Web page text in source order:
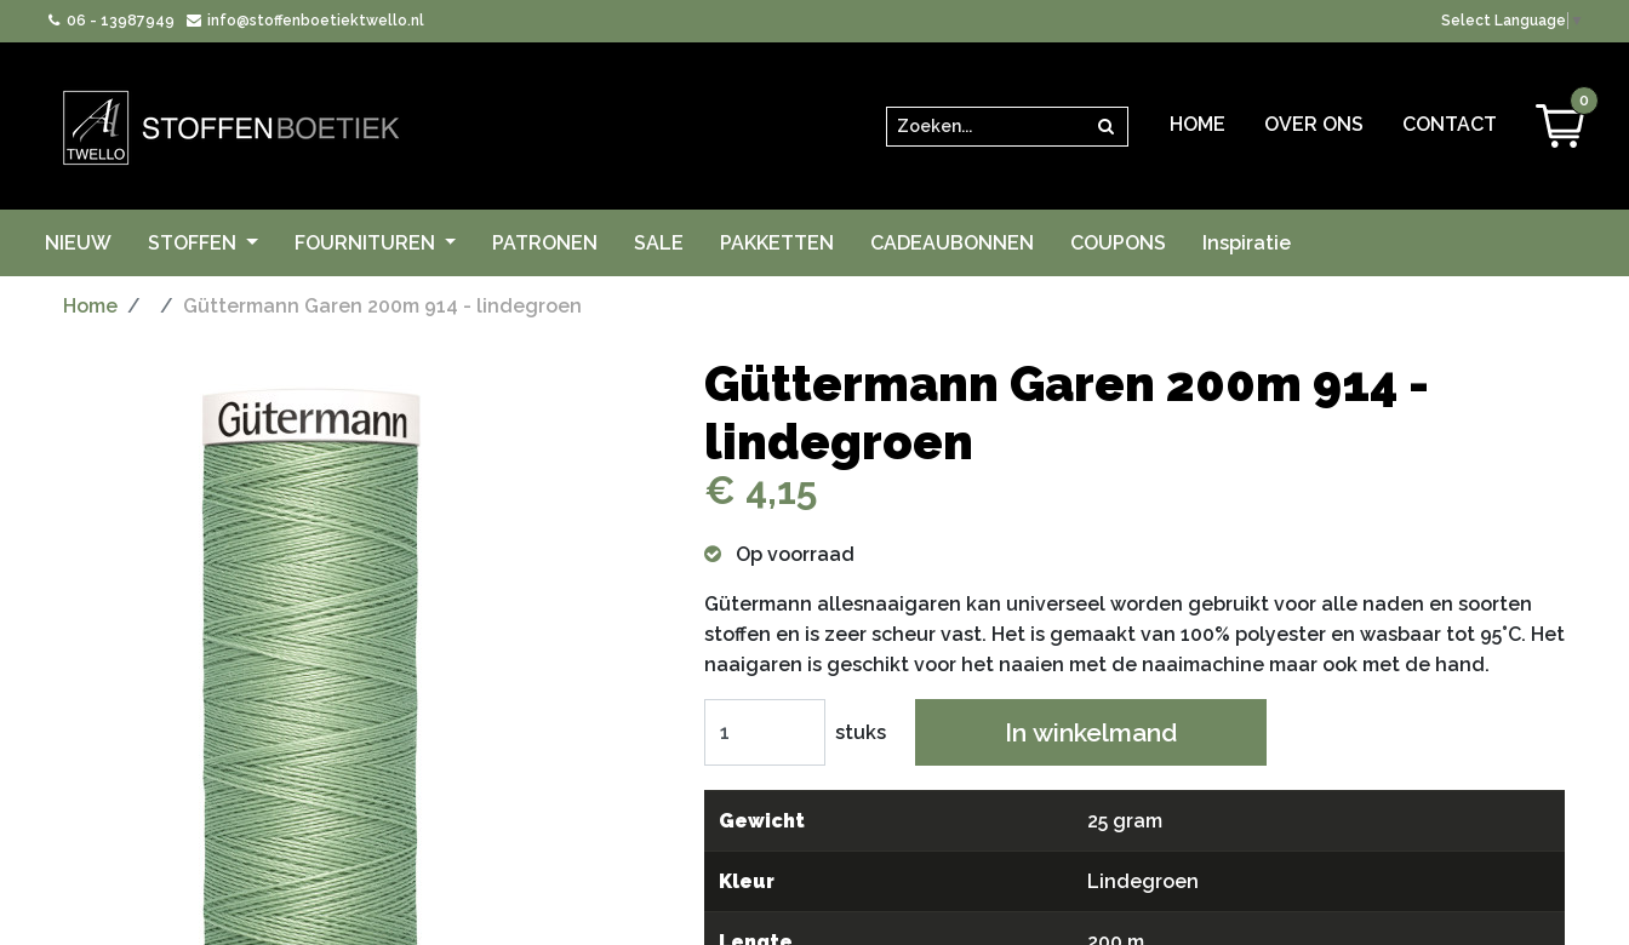
06 - 13987949 info@stoffenboetiektwello.nl Select Language
Zoeken Zoeken HOME OVER ONS CONTACT
0
NIEUW STOFFEN FOURNITUREN PATRONEN SALE PAKKETTEN CADEAUBONNEN COUPONS Inspiratie
Home Güttermann Garen 200m 914 - lindegroen
Güttermann Garen 200m 914 -
lindegroen
€ 4,15
Op voorraad
Gütermann allesnaaigaren kan universeel worden gebruikt voor alle naden en soorten
stoffen en is zeer scheur vast. Het is gemaakt van 100% polyester en wasbaar tot 95°C. Het
naaigaren is geschikt voor het naaien met de naaimachine maar ook met de hand.
stuks In winkelmand
Gewicht 25 gram
Kleur Lindegroen